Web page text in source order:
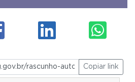
Copiar link